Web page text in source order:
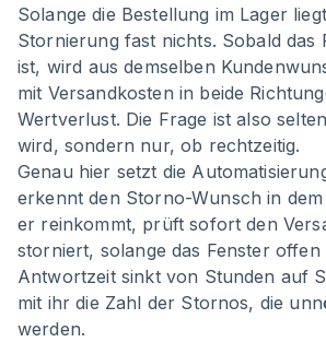
Solange die Bestellung im Lager
Stornierung fast nichts. Sobald das
ist, wird aus demselben
mit Versandkosten in beide
Wertverlust. Die Frage ist also
wird, sondern nur, ob rechtzeitig.
Genau hier setzt die
erkennt den Storno-Wunsch in
er reinkommt, prüft sofort den
storniert, solange das Fenster offen
Antwortzeit sinkt von Stunden auf
mit ihr die Zahl der Stornos, die
werden.